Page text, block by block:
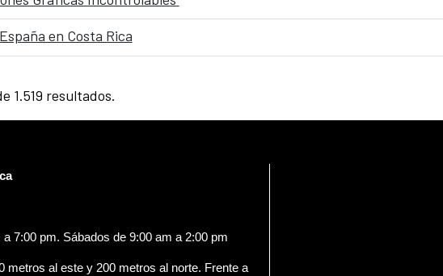
en Costa Rica
1.519 resultados.
7:00 pm. Sábados de 9:00 am a 2:00 pm
metros al este y 200 metros al norte. Frente a